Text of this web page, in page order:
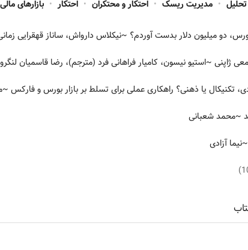
• مدیریت ریسک • احتکار و محتکران • احتکار • بازارهای مالی
دو میلیون دلار بدست آوردم؟ ~نیکلاس دارواش، ساناز قهقرایی
ژاپنی ~استیو نیسون، کامیار فراهانی فرد (مترجم)، رضا قاسمیان
تکنیکال یا ذهنی؟ راهکاری عملی برای تسلط بر بازار بورس و فارکس
~محمد شعبانی
~نیما آزادی